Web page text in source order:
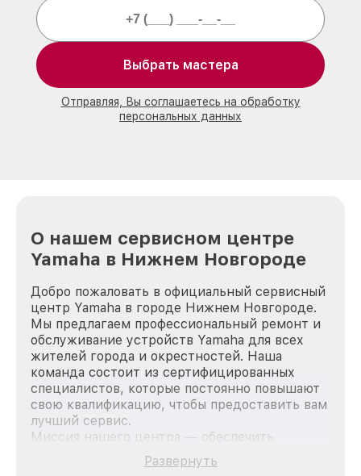
Выбрать мастера
Отправляя, Вы соглашаетесь на обработку
персональных данных
О нашем сервисном центре
Yamaha в Нижнем Новгороде
Добро пожаловать в официальный сервисный
центр Yamaha в городе Нижнем Новгороде.
Мы предлагаем профессиональный ремонт и
обслуживание устройств Yamaha для всех
жителей города и окрестностей. Наша
команда состоит из сертифицированных
специалистов, которые постоянно повышают
свою квалификацию, чтобы предоставить вам
лучший сервис.
Миссия нашего центра — обеспечить
качественный и доступный ремонт для
каждого пользователя продукции Yamaha, вне
Развернуть